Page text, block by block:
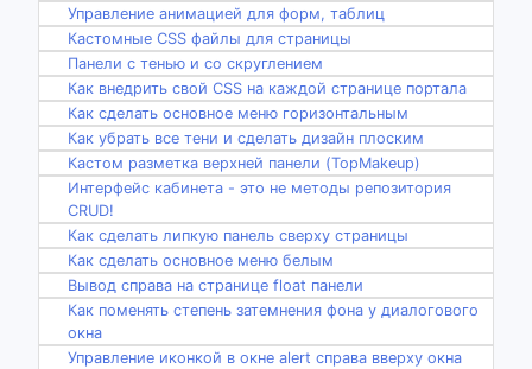
Управление анимацией для форм, таблиц
Кастомные CSS файлы для страницы
Панели с тенью и со скруглением
Как внедрить свой CSS на каждой странице портала
Как сделать основное меню горизонтальным
Как убрать все тени и сделать дизайн плоским
Кастом разметка верхней панели (TopMakeup)
Интерфейс кабинета - это не методы репозитория
CRUD!
Как сделать липкую панель сверху страницы
Как сделать основное меню белым
Вывод справа на странице float панели
Как поменять степень затемнения фона у диалогового
окна
Управление иконкой в окне alert справа вверху окна